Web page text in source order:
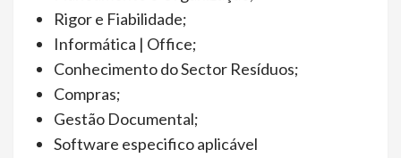
Rigor e Fiabilidade;
Informática | Office;
Conhecimento do Sector Resíduos;
Compras;
Gestão Documental;
Software especifico aplicável